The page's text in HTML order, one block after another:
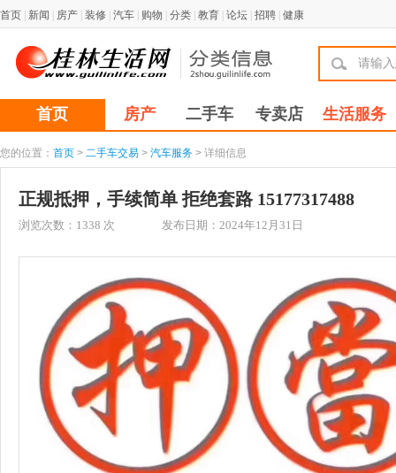
首页 新闻 房产 装修 汽车 购物 分类 教育 论坛 招聘 健康
首页 房产 二手车 专卖店 生活服务
您的位置： 首页 > 二手车交易 > 汽车服务 > 详细信息
正规抵押，手续简单 拒绝套路 15177317488
浏览次数： 1338 次 发布日期：2024年12月31日